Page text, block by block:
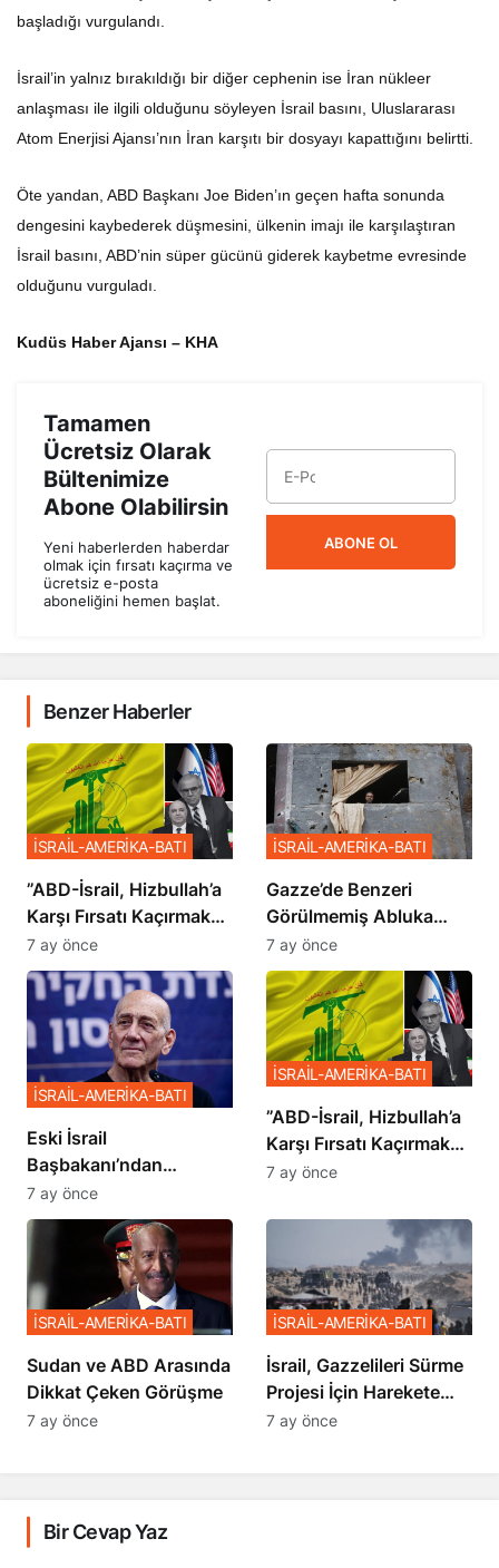
başladığı vurgulandı.
İsrail’in yalnız bırakıldığı bir diğer cephenin ise İran nükleer
anlaşması ile ilgili olduğunu söyleyen İsrail basını, Uluslararası
Atom Enerjisi Ajansı’nın İran karşıtı bir dosyayı kapattığını belirtti.
Öte yandan, ABD Başkanı Joe Biden’ın geçen hafta sonunda
dengesini kaybederek düşmesini, ülkenin imajı ile karşılaştıran
İsrail basını, ABD’nin süper gücünü giderek kaybetme evresinde
olduğunu vurguladı.
Kudüs Haber Ajansı – KHA
Tamamen
Ücretsiz Olarak
Bültenimize
Abone Olabilirsin
Yeni haberlerden haberdar
olmak için fırsatı kaçırma ve
ücretsiz e-posta
aboneliğini hemen başlat.
ABONE OL
Benzer Haberler
​​​​​​​”ABD-İsrail, Hizbullah’a
Karşı Fırsatı Kaçırmak
İstemiyor”
İSRAİL-AMERİKA-BATI
7 ay önce
​​​​​​​Gazze’de Benzeri
Görülmemiş Abluka
Planı
İSRAİL-AMERİKA-BATI
7 ay önce
Eski İsrail
Başbakanı’ndan
Netanyahu’ya Ağır
Sözler
İSRAİL-AMERİKA-BATI
7 ay önce
​​​​​​​”ABD-İsrail, Hizbullah’a
Karşı Fırsatı Kaçırmak
İstemiyor”
İSRAİL-AMERİKA-BATI
7 ay önce
Sudan ve ABD Arasında
Dikkat Çeken Görüşme
İSRAİL-AMERİKA-BATI
7 ay önce
İsrail, Gazzelileri Sürme
Projesi İçin Harekete
Geçti
İSRAİL-AMERİKA-BATI
7 ay önce
Bir Cevap Yaz